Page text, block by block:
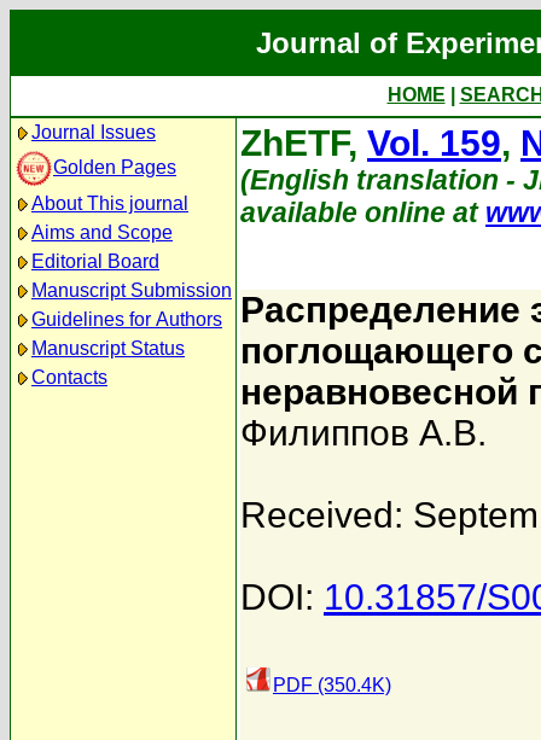
Journal of
HOME
Journal Issues
Golden Pages
About This journal
Aims and Scope
Editorial Board
Manuscript Submission
Guidelines for Authors
Manuscript Status
Contacts
ZhETF, Vol. 159,
(English translation -
available online at
Распределение
поглощающего
неравновесной
Филиппов А.В.
Received:
DOI: 10.31857/
PDF (350.4K)